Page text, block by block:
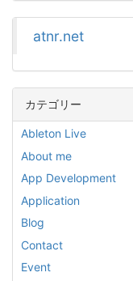
atnr.net
カテゴリー
Ableton Live
About me
App Development
Application
Blog
Contact
Event